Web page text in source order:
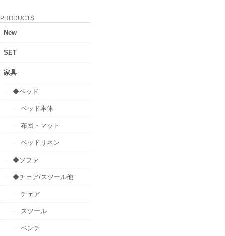
PRODUCTS
New
SET
家具
◆ベッド
ベッド本体
布団・マット
ベッドリネン
◆ソファ
◆チェア/スツール他
チェア
スツール
ベンチ